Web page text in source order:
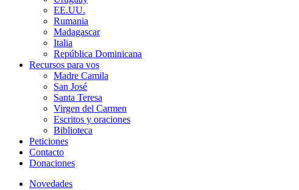
EE.UU.
Rumania
Madagascar
Italia
República Dominicana
Recursos para vos
Madre Camila
San José
Santa Teresa
Virgen del Carmen
Escritos y oraciones
Biblioteca
Peticiones
Contacto
Donaciones
Novedades